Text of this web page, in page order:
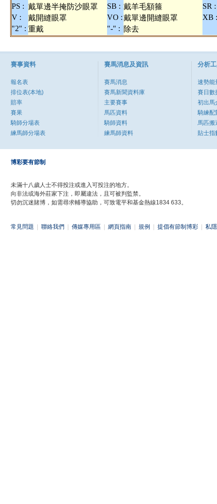
PS : 戴單邊半掩防沙眼罩 SB : 戴羊毛額箍
SR :
V :
戴開縫眼罩 VO :戴單邊開縫眼罩
XB :
"2" : 重戴 "-" : 除去
賽事資料
報名表
排位表(本地)
賠率
賽果
騎師分場表
練馬師分場表
賽馬消息及資訊
賽馬消息
賽馬新聞資料庫
主要賽事
馬匹資料
騎師資料
練馬師資料
分析
速勢能
賽日數
初出馬
騎練配
馬匹搬
貼士指
博彩要有節制
未滿十八歲人士不得投注或進入可投注的地方。
向非法或海外莊家下注，即屬違法，且可被判監禁。
切勿沉迷賭博，如需尋求輔導協助，可致電平和基金熱線1834 633。
常見問題 聯絡我們 傳媒專用區 網頁指南 規例 提倡有節制博彩 私